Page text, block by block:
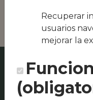
Recuperar
usuarios
mejorar la